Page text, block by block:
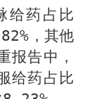
给药占比
% ，其他
报告中，
给药占比